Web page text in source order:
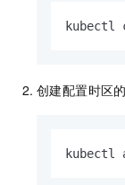
kubectl
创建配置时区的
kubectl